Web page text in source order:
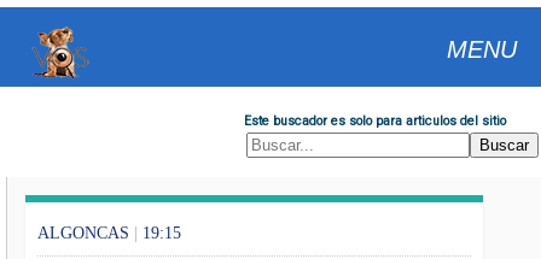
MENU
Este buscador es solo para articulos del sitio
ALGONCAS | 19:15